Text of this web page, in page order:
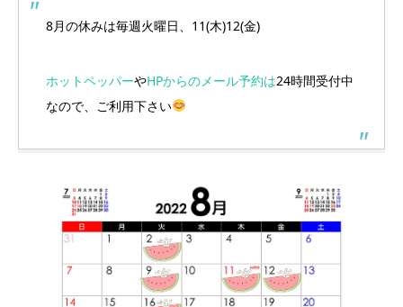
8月の休みは毎週火曜日、11(木)12(金)
ホットペッパーやHPからのメール予約は24時間受付中
なので、ご利用下さい